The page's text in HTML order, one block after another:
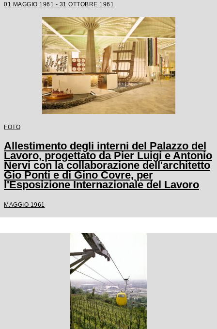
01 MAGGIO 1961 - 31 OTTOBRE 1961
FOTO
Allestimento degli interni del Palazzo del
Lavoro, progettato da Pier Luigi e Antonio
Nervi con la collaborazione dell'architetto
Gio Ponti e di Gino Covre, per
l'Esposizione Internazionale del Lavoro
MAGGIO 1961